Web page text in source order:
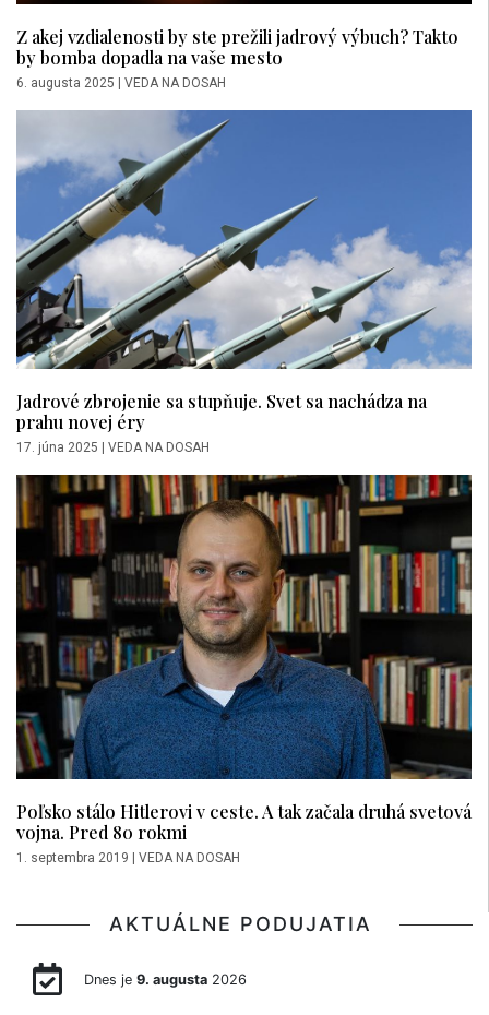
Z akej vzdialenosti by ste prežili jadrový výbuch? Takto
by bomba dopadla na vaše mesto
6. augusta 2025 VEDA NA DOSAH
Jadrové zbrojenie sa stupňuje. Svet sa nachádza na
prahu novej éry
17. júna 2025 | VEDA NA DOSAH
Poľsko stálo Hitlerovi v ceste. A tak začala druhá svetová
vojna. Pred 80 rokmi
1. septembra 2019 | VEDA NA DOSAH
AKTUÁLNE PODUJATIA
Dnes je 9. augusta2026